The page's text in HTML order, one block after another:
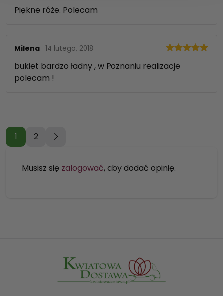
Piękne róże. Polecam
na 5
Milena 14 lutego, 2018
bukiet bardzo ładny , w Poznaniu realizacje
polecam !
1 2
Musisz się zalogować, aby dodać opinię.